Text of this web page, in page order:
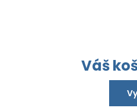
Váš